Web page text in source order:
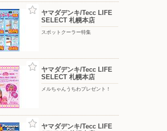
ヤマダデンキ/Tecc LIFE
SELECT 札幌本店
スポットクーラー特集
ヤマダデンキ/Tecc LIFE
SELECT 札幌本店
メルちゃんうちわプレゼント！
ヤマダデンキ/Tecc LIFE